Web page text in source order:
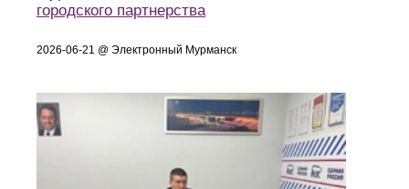
городского партнерства
2026-06-21 @ Электронный Мурманск